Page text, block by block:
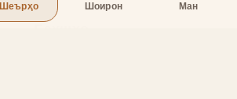
Шеърҳо Шоирон Ман